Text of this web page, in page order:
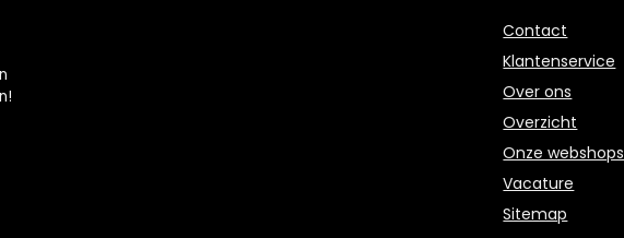
Contact
Klantenservice
Over ons
Overzicht
Onze webshops
Vacature
Sitemap